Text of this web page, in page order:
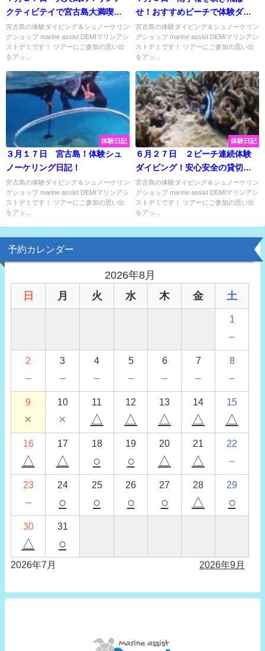
クティビテイで宮古島大満喫！
家族旅行で最高の思い出作り♪
宮古島の体験ダイビング＆シュノーケリン
グショップ marine assist DEMIマリンアシ
ストデミです！ ツアーにご参加の思い出
をアッ...
せ！おすすめビーチで体験ダイ
ビング＆シュノーケリング♡
宮古島の体験ダイビング＆シュノーケリン
グショップ marine assist DEMIマリンアシ
ストデミです！ ツアーにご参加の思い出
をアッ...
体験日記
３月１７日 宮古島！体験シュ
ノーケリング日記！
宮古島の体験ダイビング＆シュノーケリン
グショップ marine assist DEMIマリンアシ
ストデミです！ ツアーにご参加の思い出
をアッ...
体験日記
６月２７日 ２ビーチ連続体験
ダイビング！安心安全の貸切ツ
アーを大満喫☆彡
宮古島の体験ダイビング＆シュノーケリン
グショップ marine assist DEMIマリンアシ
ストデミです！ ツアーにご参加の思い出
をアッ...
予約カレンダー
2026年8月
日
月 火 水 木 金 土
1
－
2
－
3
－
4
－
5
－
6
－
7
－
8
－
9
×
10
×
11
△
12
△
13
△
14
△
15
△
16
△
17
△
18
○
19
○
20
△
21
△
22
－
23
－
24
○
25
○
26
○
27
○
28
△
29
○
30
△
31
○
2026年7月 2026年9月